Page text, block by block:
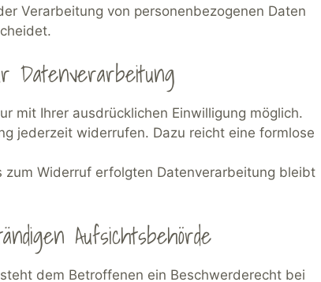
Verarbeitung von personenbezogenen Daten
mit Ihrer ausdrücklichen Einwilligung möglich.
jederzeit widerrufen. Dazu reicht eine formlose
zum Widerruf erfolgten Datenverarbeitung bleibt
Aufsichtsbehörde
dem Betroffenen ein Beschwerderecht bei